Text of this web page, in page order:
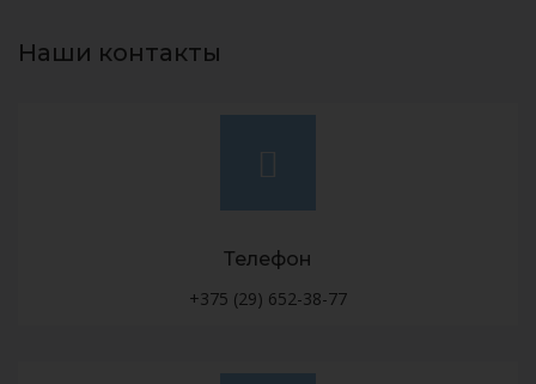
Наши контакты
Телефон
+375 (29) 652-38-77